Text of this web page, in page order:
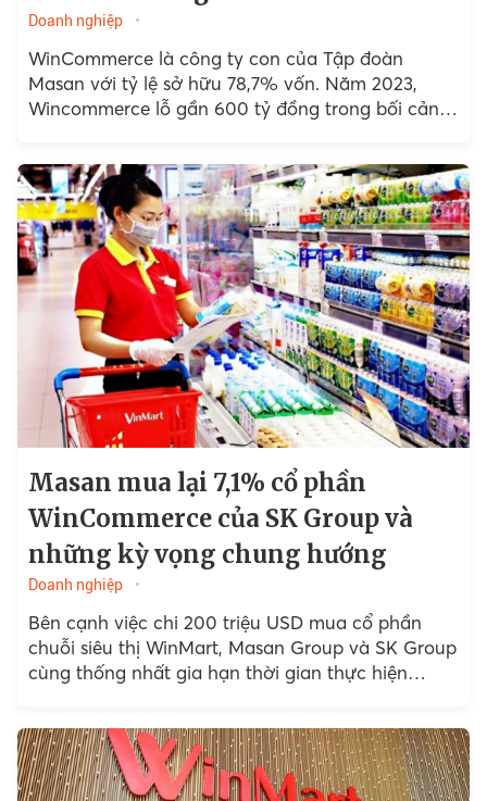
Doanh nghiệp
WinCommerce là công ty con của Tập đoàn
Masan với tỷ lệ sở hữu 78,7% vốn. Năm 2023,
Wincommerce lỗ gần 600 tỷ đồng trong bối cảnh
Masan mua lại 7,1% cổ phần
WinCommerce của SK Group và
những kỳ vọng chung hướng
Doanh nghiệp
Bên cạnh việc chi 200 triệu USD mua cổ phần
chuỗi siêu thị WinMart, Masan Group và SK Group
cùng thống nhất gia hạn thời gian thực hiện